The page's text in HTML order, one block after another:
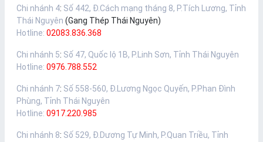
Chi nhánh 4: Số 442, Đ.Cách mạng tháng 8, P.Tích Lương, Tỉnh
Thái Nguyên (Gang Thép Thái Nguyên)
Hotline: 02083.836.368
Chi nhánh 5: Số 47, Quốc lộ 1B, P.Linh Sơn, Tỉnh Thái Nguyên
Hotline: 0976.788.552
Chi nhánh 7: Số 558-560, Đ.Lương Ngọc Quyến, P.Phan Đình
Phùng, Tỉnh Thái Nguyên
Hotline: 0917.220.985
Chi nhánh 8: Số 529, Đ.Dương Tự Minh, P.Quan Triều, Tỉnh